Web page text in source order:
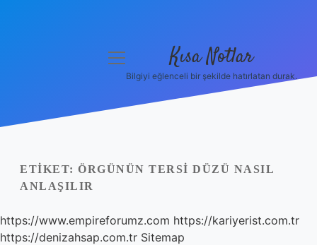
Yasal Uyarı
Hakkımızda
menüyü
Kısa Notlar
Bilgiyi eğlenceli bir şekilde hatırlatan durak.
ETIKET: ÖRGÜNÜN TERSI DÜZÜ NASIL
ANLAŞILIR
https://www.empireforumz.com https://kariyerist.com.tr
https://denizahsap.com.tr Sitemap